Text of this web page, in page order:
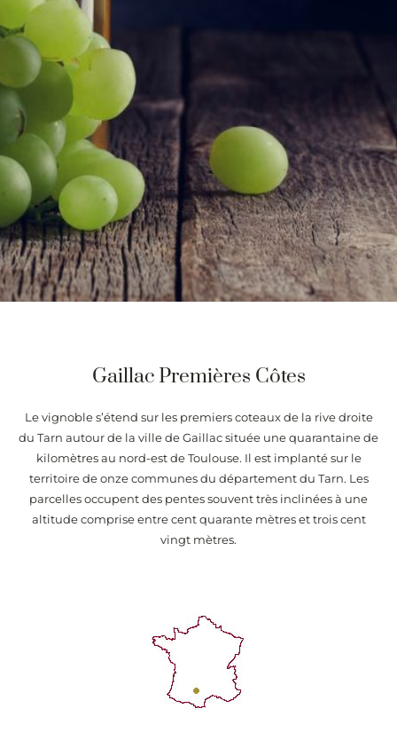
Gaillac Premières Côtes
Le vignoble s’étend sur les premiers coteaux de la rive droite
du Tarn autour de la ville de Gaillac située une quarantaine de
kilomètres au nord-est de Toulouse. Il est implanté sur le
territoire de onze communes du département du Tarn. Les
parcelles occupent des pentes souvent très inclinées à une
altitude comprise entre cent quarante mètres et trois cent
vingt mètres.